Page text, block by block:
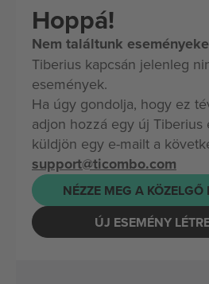
Hoppá!
Nem találtunk
Tiberius kapcsán jelenleg
események.
Ha úgy gondolja, hogy ez
adjon hozzá egy új Tiberius
küldjön egy e-mailt a
support@ticombo.com
NÉZZE MEG A KÖZELGŐ
ÚJ ESEMÉNY